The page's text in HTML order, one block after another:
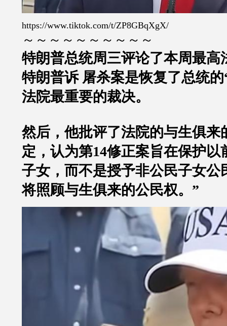
https://www.tiktok.com/t/ZP8GBqXgX/
～～～～～～～～～～
特朗普总统周三评论了本周最高
特朗普诉 屠杀案是恢复了总统
法院最重要的裁决。
然后，他批评了法院的与生俱来
定，认为第14修正案旨在保护以
子女，而不是授予非公民子女公
将照顾与生俱来的公民权。”